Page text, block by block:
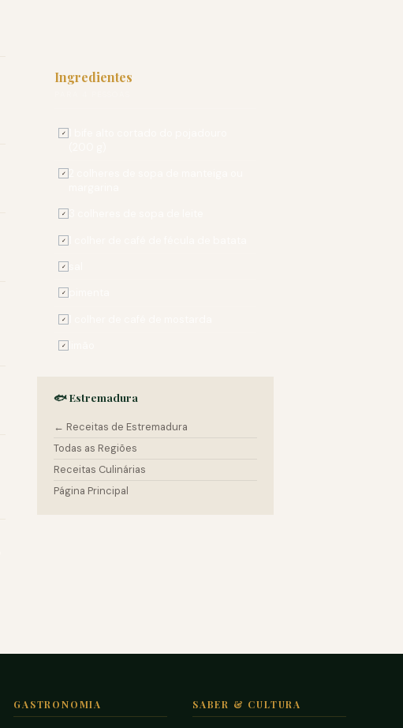
Ingredientes
✓
✓
✓
✓
✓
✓
✓
✓
🐟 Estremadura
← Receitas de Estremadura
Todas as Regiões
Receitas Culinárias
Página Principal
GASTRONOMIA SABER & CULTURA